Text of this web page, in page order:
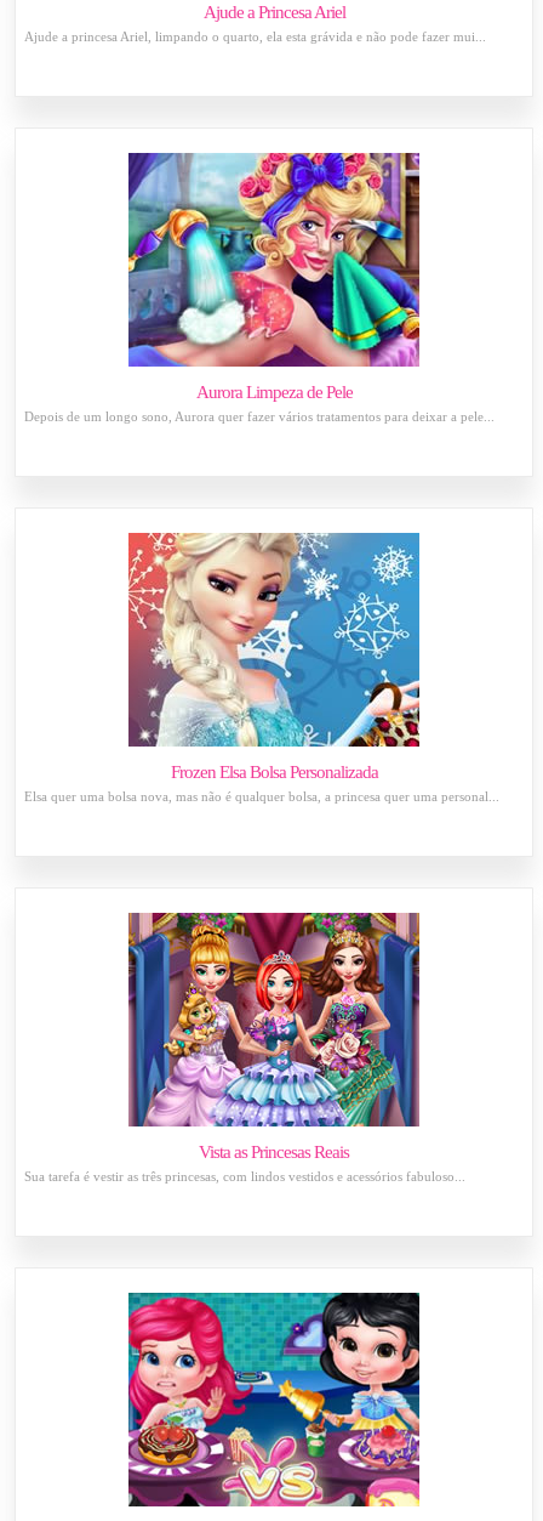
Ajude a Princesa Ariel
Ajude a princesa Ariel, limpando o quarto, ela esta grávida e não pode fazer mui...
Aurora Limpeza de Pele
Depois de um longo sono, Aurora quer fazer vários tratamentos para deixar a pele...
Frozen Elsa Bolsa Personalizada
Elsa quer uma bolsa nova, mas não é qualquer bolsa, a princesa quer uma personal...
Vista as Princesas Reais
Sua tarefa é vestir as três princesas, com lindos vestidos e acessórios fabuloso...